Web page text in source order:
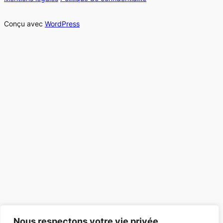
Conçu avec WordPress